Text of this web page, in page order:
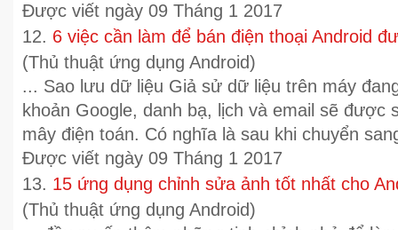
Được viết ngày 09 Tháng 1 2017
12. 6 việc cần làm để bán điện thoại Android
(Thủ thuật ứng dụng Android)
... Sao lưu dữ liệu Giả sử dữ liệu trên máy
khoản Google, danh bạ, lịch và email sẽ được
mây điện toán. Có nghĩa là sau khi chuyển
Được viết ngày 09 Tháng 1 2017
13. 15 ứng dụng chỉnh sửa ảnh tốt nhất cho
(Thủ thuật ứng dụng Android)